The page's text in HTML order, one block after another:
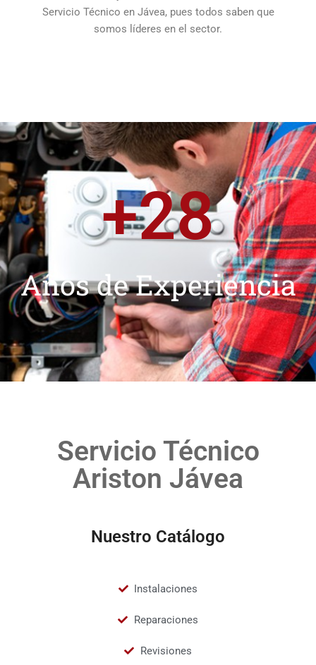
Servicio Técnico en Jávea, pues todos saben que
somos líderes en el sector.
Años de Experiencia
+28
Servicio Técnico
Ariston Jávea
Nuestro Catálogo
Instalaciones
Reparaciones
Revisiones